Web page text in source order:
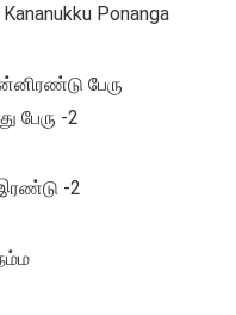
Ponanga
பேரு
பேரு -2
-2